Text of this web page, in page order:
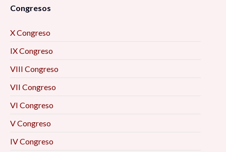
Congresos
X Congreso
IX Congreso
VIII Congreso
VII Congreso
VI Congreso
V Congreso
IV Congreso